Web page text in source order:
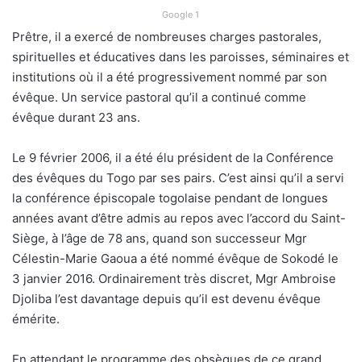
Google 1
Prêtre, il a exercé de nombreuses charges pastorales,
spirituelles et éducatives dans les paroisses, séminaires et
institutions où il a été progressivement nommé par son
évêque. Un service pastoral qu’il a continué comme
évêque durant 23 ans.
Le 9 février 2006, il a été élu président de la Conférence
des évêques du Togo par ses pairs. C’est ainsi qu’il a servi
la conférence épiscopale togolaise pendant de longues
années avant d’être admis au repos avec l’accord du Saint-
Siège, à l’âge de 78 ans, quand son successeur Mgr
Célestin-Marie Gaoua a été nommé évêque de Sokodé le
3 janvier 2016. Ordinairement très discret, Mgr Ambroise
Djoliba l’est davantage depuis qu’il est devenu évêque
émérite.